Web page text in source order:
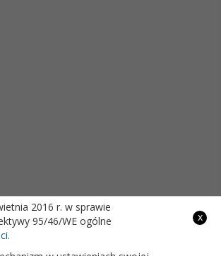
Projekt i wykonanie x
2016 r. w sprawie
95/46/WE ogólne